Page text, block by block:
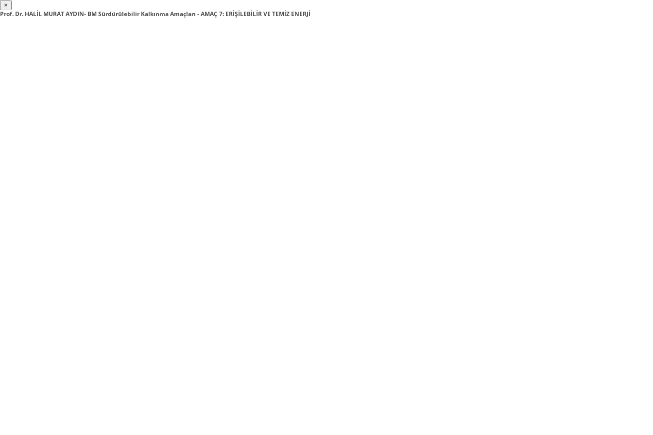
×
Prof. Dr. HALİL MURAT AYDIN- BM Sürdürülebilir Kalkınma Amaçları - AMAÇ 7: ERİŞİLEBİLİR VE TEMİZ ENERJİ